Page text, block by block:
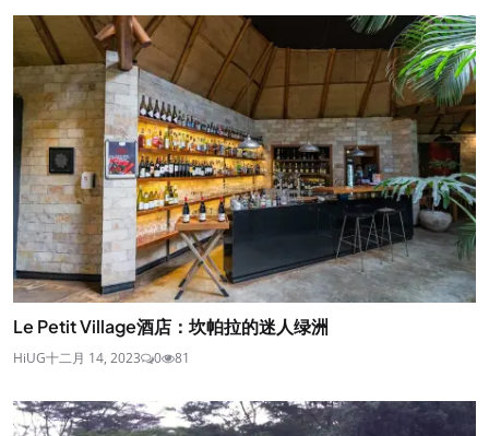
Le Petit Village酒店：坎帕拉的迷人绿洲
HiUG十二月 14, 2023 0 81